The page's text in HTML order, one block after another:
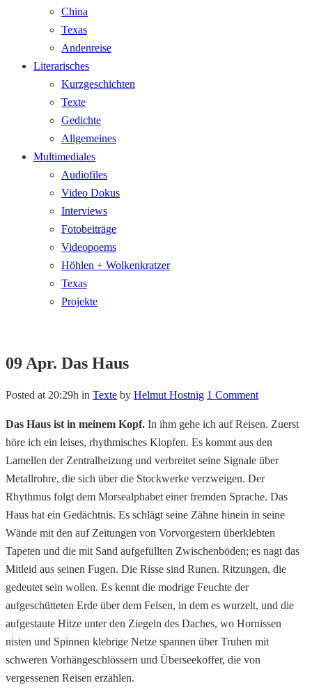
China
Texas
Andenreise
Literarisches
Kurzgeschichten
Texte
Gedichte
Allgemeines
Multimediales
Audiofiles
Video Dokus
Interviews
Fotobeiträge
Videopoems
Höhlen + Wolkenkratzer
Texas
Projekte
09 Apr. Das Haus
Posted at 20:29h in Texte by Helmut Hostnig 1 Comment
Das Haus ist in meinem Kopf. In ihm gehe ich auf Reisen. Zuerst
höre ich ein leises, rhythmisches Klopfen. Es kommt aus den
Lamellen der Zentralheizung und verbreitet seine Signale über
Metallrohre, die sich über die Stockwerke verzweigen. Der
Rhythmus folgt dem Morsealphabet einer fremden Sprache. Das
Haus hat ein Gedächtnis. Es schlägt seine Zähne hinein in seine
Wände mit den auf Zeitungen von Vorvorgestern überklebten
Tapeten und die mit Sand aufgefüllten Zwischenböden; es nagt das
Mitleid aus seinen Fugen. Die Risse sind Runen. Ritzungen, die
gedeutet sein wollen. Es kennt die modrige Feuchte der
aufgeschütteten Erde über dem Felsen, in dem es wurzelt, und die
aufgestaute Hitze unter den Ziegeln des Daches, wo Hornissen
nisten und Spinnen klebrige Netze spannen über Truhen mit
schweren Vorhängeschlössern und Überseekoffer, die von
vergessenen Reisen erzählen.